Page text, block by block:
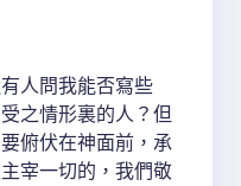
人問我能否寫些
之情形裏的人？但
俯伏在神面前，承
宰一切的，我們敬